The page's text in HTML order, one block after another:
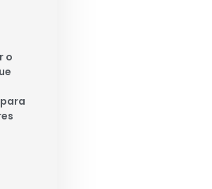
o